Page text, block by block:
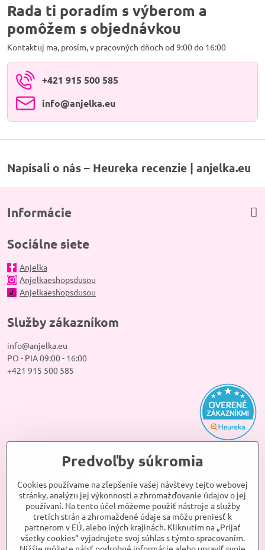
Rada ti poradím s výberom a
pomôžem s objednávkou
Kontaktuj ma, prosím, v pracovných dňoch od 9:00 do 16:00
+421 915 500 585
info​@anjelka​.eu
Napísali o nás – Heureka recenzie | anjelka.eu
Informácie
Sociálne siete
Anjelka
Anjelkaeshopsdusou
Anjelkaeshopsdusou
Služby zákazníkom
info@anjelka.eu
PO - PIA 09:00 - 16:00
+421 915 500 585
Predvoľby súkromia
Cookies používame na zlepšenie vašej návštevy tejto webovej
stránky, analýzu jej výkonnosti a zhromažďovanie údajov o jej
používaní. Na tento účel môžeme použiť nástroje a služby
tretích strán a zhromaždené údaje sa môžu preniesť k
partnerom v EÚ, alebo iných krajinách. Kliknutím na „Prijať
všetky cookies“ vyjadrujete svoj súhlas s týmto spracovaním.